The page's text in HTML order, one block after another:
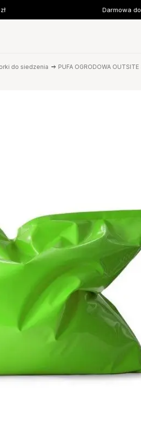
Darmowa
do siedzenia PUFA OGRODOWA